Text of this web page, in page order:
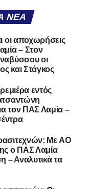
ΝΈΑ
οι αποχωρήσεις
– Στον
οι
και Στάγκος
εντός
τον ΠΑΣ Λαμία –
Με AO
ο ΠΑΣ Λαμία
– Αναλυτικά τα